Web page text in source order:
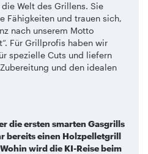
Welt des Grillens. Sie
Fähigkeiten und trauen sich,
nach unserem Motto
Für Grillprofis haben wir
spezielle Cuts und liefern
und den idealen
die ersten smarten Gasgrills
bereits einen Holzpelletgrill
wird die KI-Reise beim